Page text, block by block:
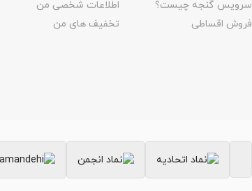
سرویس گنجه چیست؟
فروش اقساطی
اطلاعات شخصی من
تخفیف های من